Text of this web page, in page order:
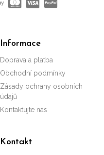
Informace
Doprava a platba
Obchodní podmínky
Zásady ochrany osobních
údajů
Kontaktujte nás
Kontakt